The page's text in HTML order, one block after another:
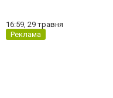
16:59, 29 травня
Реклама